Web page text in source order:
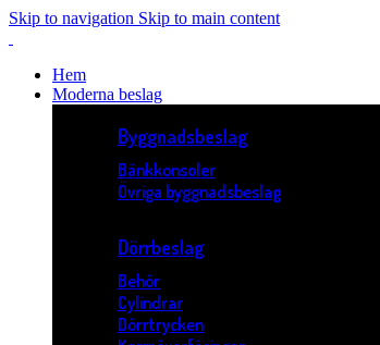
Skip to navigation Skip to main content
Hem
Moderna beslag
Byggnadsbeslag
Bänkkonsoler
Övriga byggnadsbeslag
Dörrbeslag
Behör
Cylindrar
Dörrtrycken